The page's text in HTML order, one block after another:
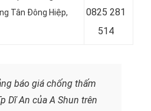
Tân Đông Hiệp,
0825 281
514
báo giá chống thấm
Dĩ An của A Shun trên